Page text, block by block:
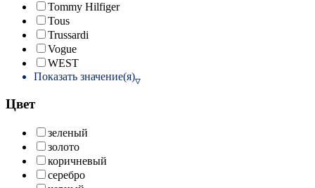
Tommy Hilfiger
Tous
Trussardi
Vogue
WEST
Показать значение(я)
Цвет
зеленый
золото
коричневый
серебро